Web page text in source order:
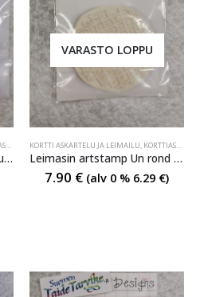
Leimasin artstamp Ecrire sur un coeur
VARASTO LOPPU
KORTTI ASKARTELU JA LEIMAILU, KORTTIASKARTELU JA LEIMAILU
Leimasin artstamp Un rond en damier
7.90 € (alv 0 % 6.29 €)